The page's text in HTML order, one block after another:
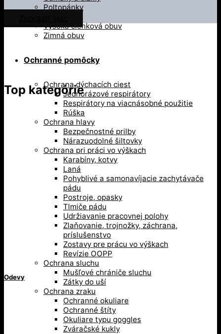
Poltopánky
Vysoká členková obuv
Zimná obuv
Ochranné pomôcky
Ochrana dýchacích ciest
Jednorázové respirátory
Respirátory na viacnásobné použitie
Rúška
Ochrana hlavy
Bezpečnostné prilby
Nárazuodolné šiltovky
Ochrana pri práci vo výškach
Karabíny, kotvy
Laná
Pohyblivé a samonavíjacie zachytávače
pádu
Postroje, opasky
Tlmiče pádu
Udržiavanie pracovnej polohy
Zlaňovanie, trojnožky, záchrana,
príslušenstvo
Zostavy pre prácu vo výškach
Revízie OOPP
Ochrana sluchu
Mušľové chrániče sluchu
Zátky do uší
Ochrana zraku
Ochranné okuliare
Ochranné štíty
Okuliare typu goggles
Zváračské kukly
Top kategórie
Odevy